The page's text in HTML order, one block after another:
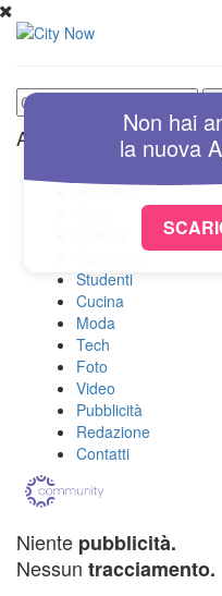
Altre Sezioni
Attualità
Spettacolo
Studenti
Cucina
Moda
Tech
Foto
Video
Pubblicità
Redazione
Contatti
Niente pubblicità.
Nessun tracciamento.
Non hai
la nuova